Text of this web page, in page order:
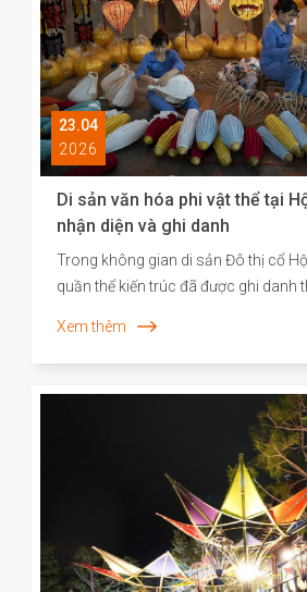
23.04
2026
Di sản văn hóa phi vật thể tại
nhận diện và ghi danh
Trong không gian di sản Đô thị cổ
quần thể kiến trúc đã được ghi danh
và năng lực sáng tạo của cộng
phương. Những năm gần đây, công
diện và xây dựng hồ sơ khoa học đối
hóa phi vật thể đã được triển khai
góp phần định hình cơ sở dữ liệu
lược bảo tồn và phát huy giá trị di
Xem thêm